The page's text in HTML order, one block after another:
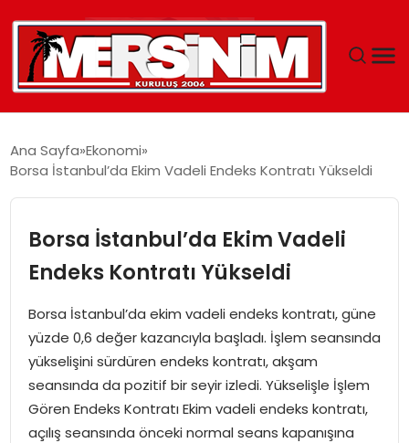
GÜNCEL
SAĞLIK
EĞITIM
SPOR
EKONOMI
Ana Sayfa Ekonomi
Borsa İstanbul’da Ekim Vadeli Endeks Kontratı Yükseldi
Borsa İstanbul’da Ekim Vadeli
Endeks Kontratı Yükseldi
Borsa İstanbul’da ekim vadeli endeks kontratı, güne
yüzde 0,6 değer kazancıyla başladı. İşlem seansında
yükselişini sürdüren endeks kontratı, akşam
seansında da pozitif bir seyir izledi. Yükselişle İşlem
Gören Endeks Kontratı Ekim vadeli endeks kontratı,
açılış seansında önceki normal seans kapanışına